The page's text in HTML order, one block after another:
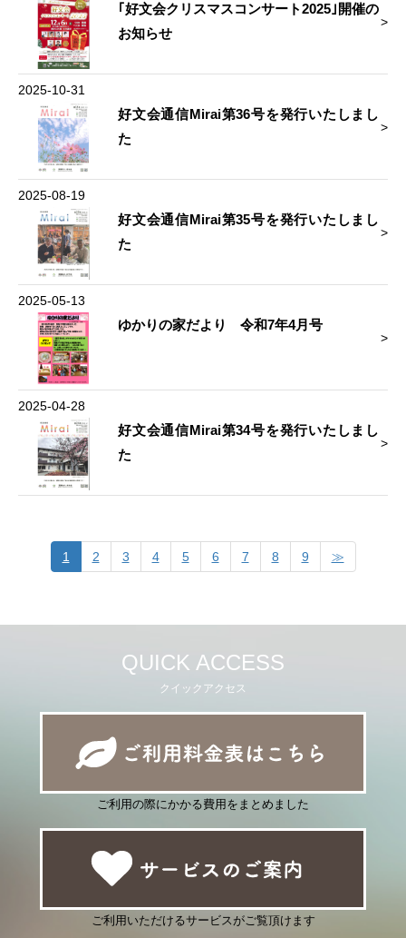
｢好文会クリスマスコンサート2025｣開催の
お知らせ
2025-10-31
好文会通信Mirai第36号を発行いたしまし
た
2025-08-19
好文会通信Mirai第35号を発行いたしまし
た
2025-05-13
ゆかりの家だより 令和7年4月号
2025-04-28
好文会通信Mirai第34号を発行いたしまし
た
1 2 3 4 5 6 7 8 9 ≫
QUICK ACCESS
クイックアクセス
ご利用の際にかかる費用をまとめました
ご利用いただけるサービスがご覧頂けます